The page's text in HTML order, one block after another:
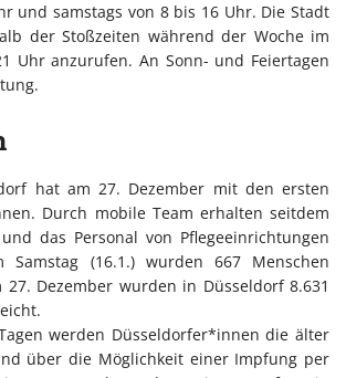
und samstags von 8 bis 16 Uhr. Die Stadt
der Stoßzeiten während der Woche im
Uhr anzurufen. An Sonn- und Feiertagen
hat am 27. Dezember mit den ersten
Durch mobile Team erhalten seitdem
das Personal von Pflegeeinrichtungen
(16.1.) wurden 667 Menschen
Dezember wurden in Düsseldorf 8.631
werden Düsseldorfer*innen die älter
über die Möglichkeit einer Impfung per